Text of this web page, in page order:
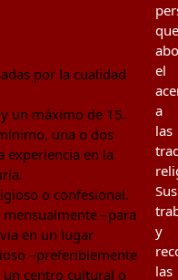
por la cualidad
un máximo de 15.
una o dos
experiencia en la
o confesional.
–para
en un lugar
–preferiblemente
un centro cultural o
que
el
a
las
Sus
y
las